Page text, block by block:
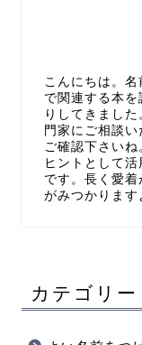
こんにちは。
で関連する本
りしてきまし
門家にご相談
ご確認下さい
ヒントとして
です。長く愛
がみつかります
カテゴリー